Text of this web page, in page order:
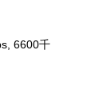
6600千